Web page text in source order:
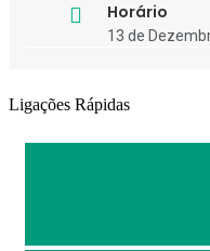
Horário
13 de
Ligações Rápidas